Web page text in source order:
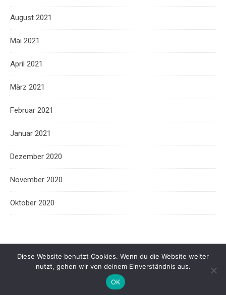
August 2021
Mai 2021
April 2021
März 2021
Februar 2021
Januar 2021
Dezember 2020
November 2020
Oktober 2020
© 2026 - Johannesschule Arnsberg -
- powered by
Diese Website benutzt Cookies. Wenn du die Website weiter
nutzt, gehen wir von deinem Einverständnis aus.
OK